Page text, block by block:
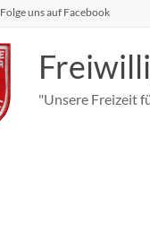
Folge uns auf Facebook
"Unsere Freizeit